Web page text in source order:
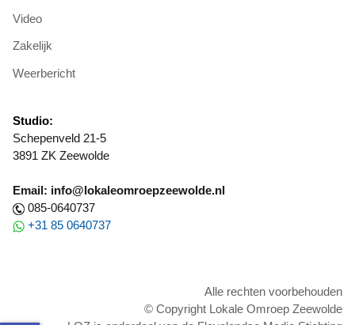
Video
Zakelijk
Weerbericht
Studio:
Schepenveld 21-5
3891 ZK Zeewolde
Email: info@lokaleomroepzeewolde.nl
085-0640737
+31 85 0640737
Alle rechten voorbehouden
© Copyright Lokale Omroep Zeewolde